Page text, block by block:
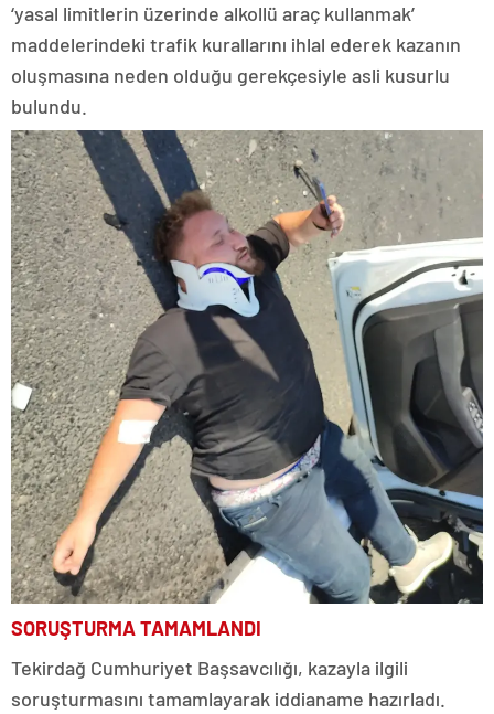
‘yasal limitlerin üzerinde alkollü araç kullanmak’
maddelerindeki trafik kurallarını ihlal ederek kazanın
oluşmasına neden olduğu gerekçesiyle asli kusurlu
bulundu.
SORUŞTURMA TAMAMLANDI
Tekirdağ Cumhuriyet Başsavcılığı, kazayla ilgili
soruşturmasını tamamlayarak iddianame hazırladı.